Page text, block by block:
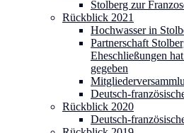
Stolberg zur
Rückblick 2021
Hochwasser in
Partnerschaft
Eheschließungen
gegeben
Deutsch-
Rückblick 2020
Deutsch-